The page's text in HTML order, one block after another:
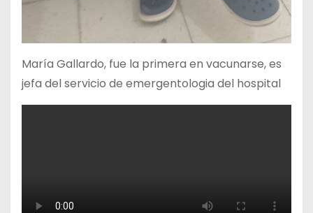
María Gallardo, fue la primera en vacunarse, es
jefa del servicio de emergentologia del hospital